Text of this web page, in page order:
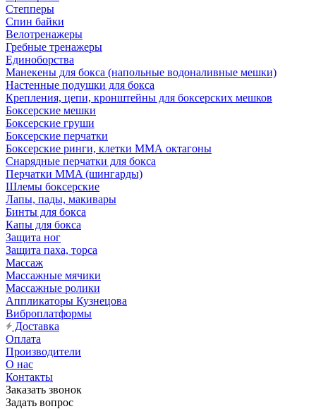
Степперы
Спин байки
Велотренажеры
Гребные тренажеры
Единоборства
Манекены для бокса (напольные водоналивные мешки)
Настенные подушки для бокса
Крепления, цепи, кронштейны для боксерских мешков
Боксерские мешки
Боксерские груши
Боксерские перчатки
Боксерские ринги, клетки ММА октагоны
Снарядные перчатки для бокса
Перчатки MMA (шингарды)
Шлемы боксерские
Лапы, пады, макивары
Бинты для бокса
Капы для бокса
Защита ног
Защита паха, торса
Массаж
Массажные мячики
Массажные ролики
Аппликаторы Кузнецова
Виброплатформы
Доставка
Оплата
Производители
О нас
Контакты
Заказать звонок
Задать вопрос